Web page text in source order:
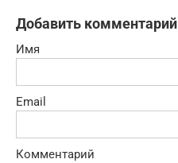
Добавить комментарий
Имя
Email
Комментарий